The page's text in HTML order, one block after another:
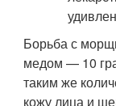
Борьба с
медом — 10
таким же
кожу лица и